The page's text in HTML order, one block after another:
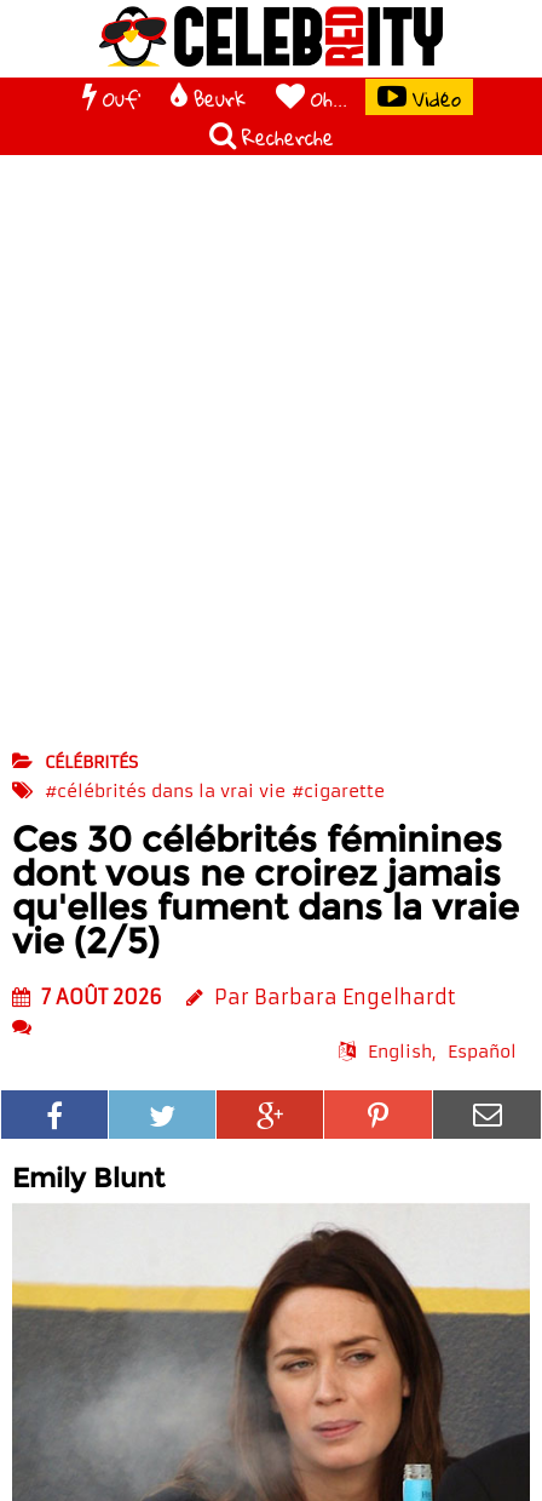
Ouf' Beurk Oh...
Vidéo
Recherche
CÉLÉBRITÉS
#célébrités dans la vrai vie #cigarette
Ces 30 célébrités féminines
dont vous ne croirez jamais
qu'elles fument dans la vraie
vie (2/5)
7 AOÛT 2026 Par Barbara Engelhardt
English Español
Emily Blunt